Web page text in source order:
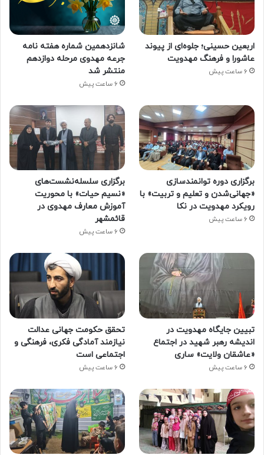
اربعین حسینی؛ جلوه‌ای از پیوند
عاشورا و فرهنگ مهدویت
6 ساعت پیش
شانزدهمین شماره هفته‌ نامه
جرعه مهدوی مرحله دوازدهم
منتشر شد
6 ساعت پیش
برگزاری دوره توانمندسازی
«جهانی‌شدن و تعلیم و تربیت» با
رویکرد مهدویت در نکا
6 ساعت پیش
برگزاری سلسله‌نشست‌های
«نسیم حیات» با محوریت
آموزش معارف مهدوی در
قائمشهر
6 ساعت پیش
تبیین جایگاه مهدویت در
اندیشه رهبر شهید در اجتماع
«عاشقان ولایت» ساری
6 ساعت پیش
تحقق حکومت جهانی عدالت
نیازمند آمادگی فکری، فرهنگی و
اجتماعی است
6 ساعت پیش